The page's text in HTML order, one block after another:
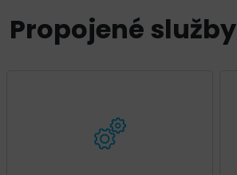
Propojené služby